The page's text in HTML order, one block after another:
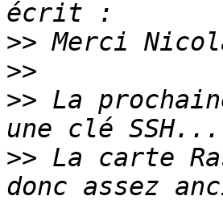
>>
>>
>> La
>> La carte